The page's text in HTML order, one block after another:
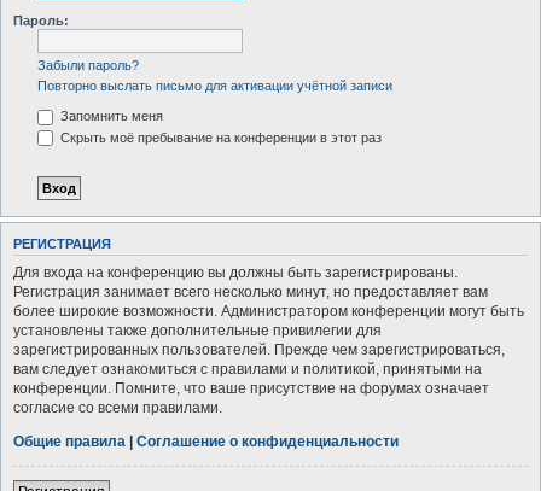
Пароль:
Забыли пароль?
Повторно выслать письмо для активации учётной записи
Запомнить меня
Скрыть моё пребывание на конференции в этот раз
РЕГИСТРАЦИЯ
Для входа на конференцию вы должны быть зарегистрированы.
Регистрация занимает всего несколько минут, но предоставляет вам
более широкие возможности. Администратором конференции могут быть
установлены также дополнительные привилегии для
зарегистрированных пользователей. Прежде чем зарегистрироваться,
вам следует ознакомиться с правилами и политикой, принятыми на
конференции. Помните, что ваше присутствие на форумах означает
согласие со всеми правилами.
Общие правила | Соглашение о конфиденциальности